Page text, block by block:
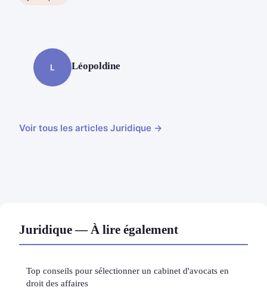
L Léopoldine
Voir tous les articles Juridique →
Juridique — À lire également
Top conseils pour sélectionner un cabinet d'avocats en
droit des affaires